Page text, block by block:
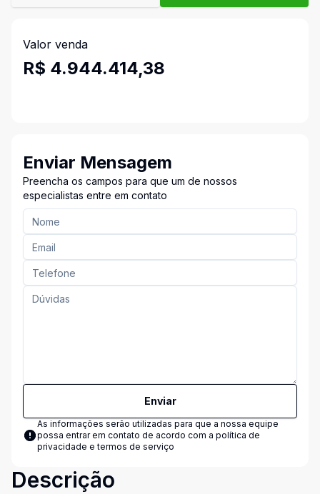
Valor venda
R$ 4.944.414,38
Enviar Mensagem
Preencha os campos para que um de nossos
especialistas entre em contato
Enviar
As informações serão utilizadas para que a nossa equipe
possa entrar em contato de acordo com a política de
privacidade e termos de serviço
Descrição